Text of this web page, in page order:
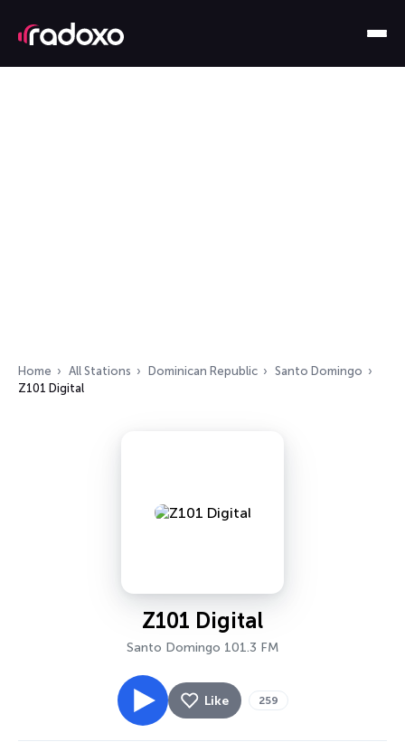
Home All Stations Dominican Republic
Santo Domingo
Z101 Digital
Z101 Digital
Santo Domingo 101.3 FM
Like 259